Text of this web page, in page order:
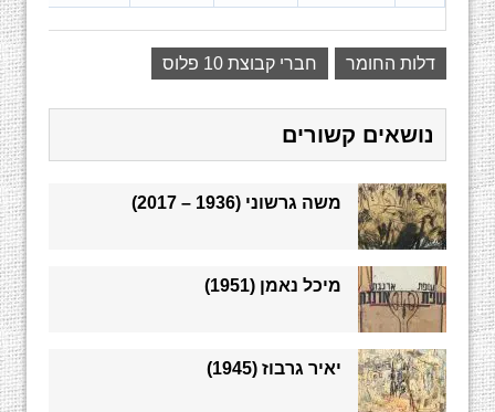
דלות החומר חברי קבוצת 10 פלוס
נושאים קשורים
משה גרשוני (1936 – 2017)
מיכל נאמן (1951)
יאיר גרבוז (1945)